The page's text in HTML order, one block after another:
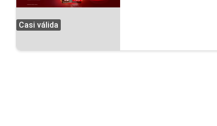
Casi válida